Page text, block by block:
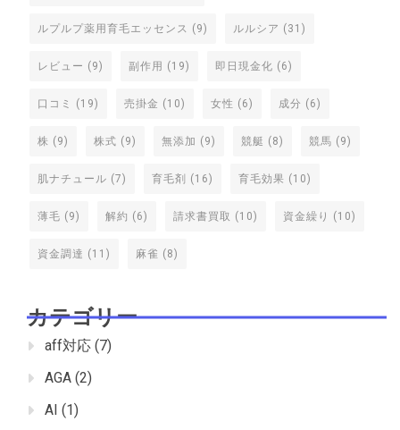
ルプルプ薬用育毛エッセンス (9) ルルシア (31)
レビュー (9) 副作用 (19) 即日現金化 (6)
口コミ (19) 売掛金 (10) 女性 (6) 成分 (6)
株 (9) 株式 (9) 無添加 (9) 競艇 (8) 競馬 (9)
肌ナチュール (7) 育毛剤 (16) 育毛効果 (10)
薄毛 (9) 解約 (6) 請求書買取 (10) 資金繰り (10)
資金調達 (11) 麻雀 (8)
カテゴリー
aff対応 (7)
AGA (2)
AI (1)